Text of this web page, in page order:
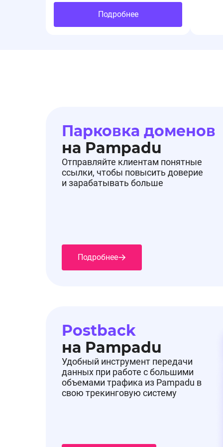
Подробнее в разделе Промокоды.
⚡️gift - Скидка 10% на один заказ до 20 000₽
⏰Действует до 28.02.26.
😘gift - Скидка 10% на один заказ до 20 000₽
⏰Действует до 20.01.26.
Подробнее
Парковка доменов
на Pampadu
Отправляйте клиентам понятные
ссылки, чтобы повысить доверие
и зарабатывать больше
Подробнее
Postback
на Pampadu
Удобный инструмент передачи
данных при работе с большими
объемами трафика из Pampadu в
свою трекинговую систему